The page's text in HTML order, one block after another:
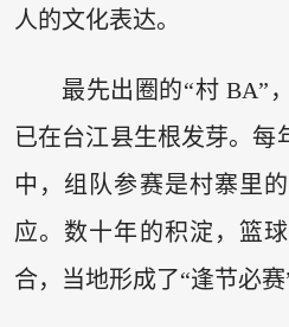
人的文化表达。
最先出圈的“村 BA”
已在台江县生根发芽。每
中，组队参赛是村寨里
应。数十年的积淀，篮
合，当地形成了“逢节必赛